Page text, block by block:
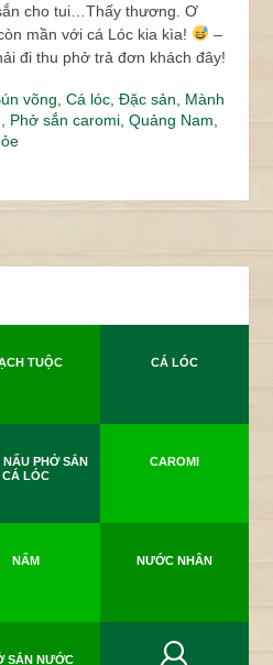
cho tui…Thấy thương. Ơ
mần với cá Lóc kia kìa!
–
đi thu phở trả đơn khách đây!
võng ,Cá lóc ,Đặc sản
Mành
Phở sắn caromi ,Quảng Nam
TUỘC CÁ LÓC
NẤU PHỞ SẮN
CÁ LÓC
CAROMI
NẤM NƯỚC NHÂN
SẮN NƯỚC